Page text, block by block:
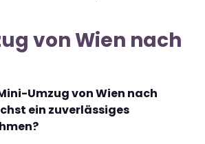
von Wien nach
Umzug von Wien nach
ein zuverlässiges